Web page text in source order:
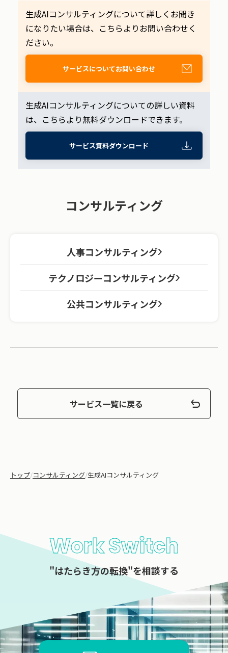
生成AIコンサルティングについて詳しくお聞き
になりたい場合は、こちらよりお問い合わせく
ださい。
サービスについてお問い合わせ
生成AIコンサルティングについての詳しい資料
は、こちらより無料ダウンロードできます。
サービス資料ダウンロード
コンサルティング
人事コンサルティング
テクノロジーコンサルティング
公共コンサルティング
サービス一覧に戻る
トップ/コンサルティング/生成AIコンサルティング
Work Switch
"はたらき方の転換"を相談する